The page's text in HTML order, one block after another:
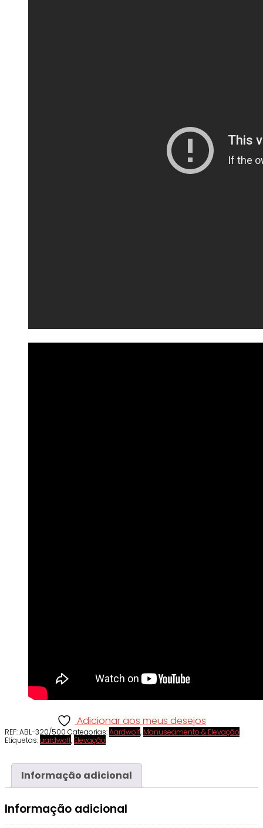
Adicionar aos meus desejos
REF:ABL-320/500 Categorias:Aardwolf, Manuseamento & Elevação
Etiquetas:aardwolf, Elevação
Informação adicional
Informação adicional